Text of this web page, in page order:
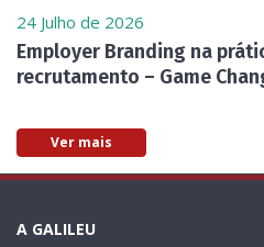
24 Julho de 2026
Employer Branding na
recrutamento – Game
Ver mais
A GALILEU